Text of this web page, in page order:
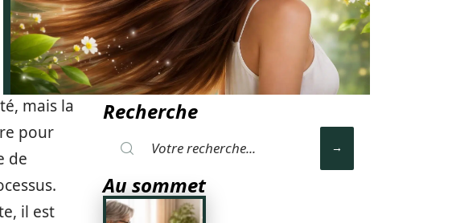
mais la
pour
de
il est
Recherche
Au sommet